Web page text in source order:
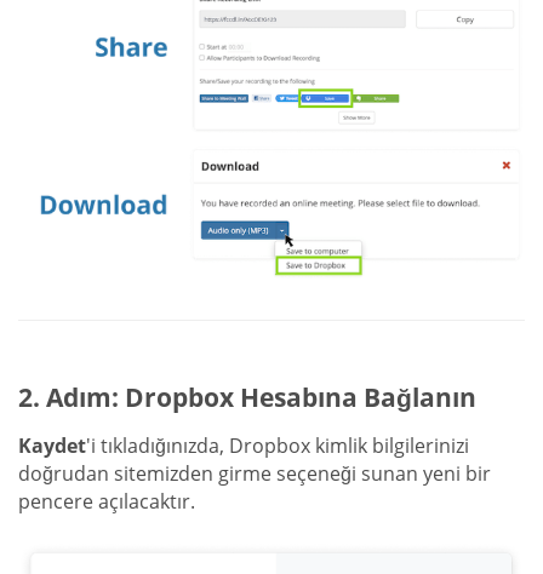
2. Adım: Dropbox Hesabına Bağlanın
Kaydet'i tıkladığınızda, Dropbox kimlik bilgilerinizi
doğrudan sitemizden girme seçeneği sunan yeni bir
pencere açılacaktır.